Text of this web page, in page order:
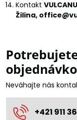
Kontakt
Žilina,
Neváhajte nás
+421 911